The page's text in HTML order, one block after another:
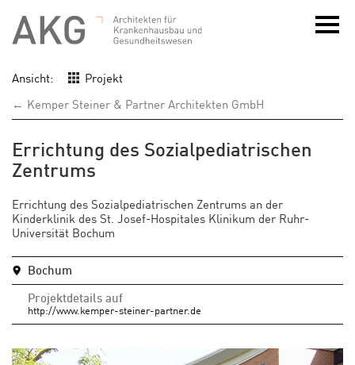
Ansicht:
Projekt
← Kemper Steiner & Partner Architekten GmbH
Errichtung des Sozialpediatrischen
Zentrums
Errichtung des Sozialpediatrischen Zentrums an der
Kinderklinik des St. Josef-Hospitales Klinikum der Ruhr-
Universität Bochum
Bochum
Projektdetails auf
http://www.kemper-steiner-partner.de